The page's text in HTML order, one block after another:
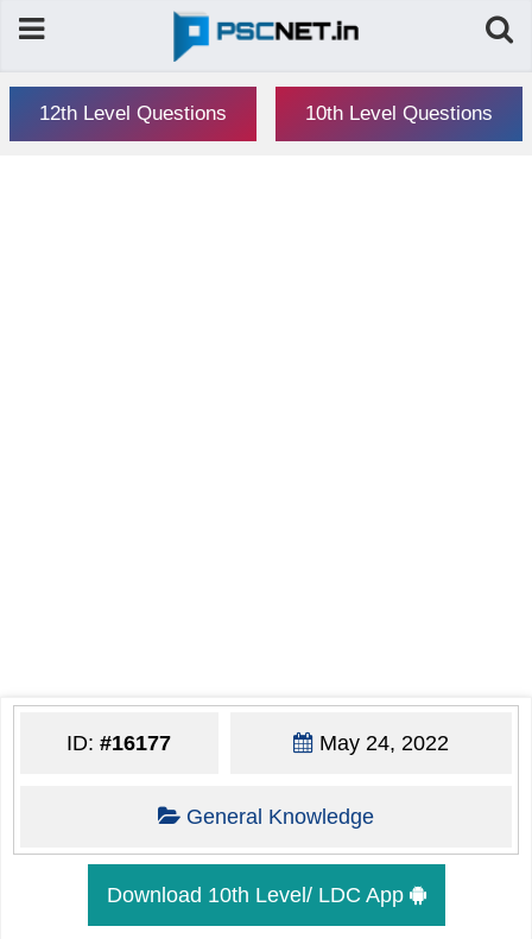
12th Level Questions 10th Level Questions
ID:#16177 May 24, 2022
General Knowledge
Download 10th Level/ LDC App